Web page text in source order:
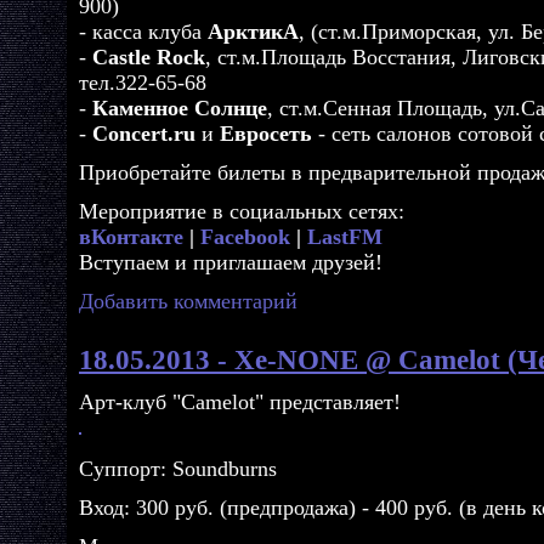
900)
- касса клуба АрктикА, (ст.м.Приморская, ул.
- Castle Rock, ст.м.Площадь Восстания,
тел.322-65-68
- Каменное Солнце, ст.м.Сенная Площадь,
- Concert.ru и Евросеть - сеть салонов сотовой
Приобретайте билеты в предварительной
Мероприятие в социальных сетях:
вКонтакте | Facebook | LastFM
Вступаем и приглашаем друзей!
Добавить комментарий
18.05.2013 - Xe-NONE @ Camelot
Арт-клуб "Camelot" представляет!
Суппорт: Soundburns
Вход: 300 руб. (предпродажа) - 400 руб. (в день